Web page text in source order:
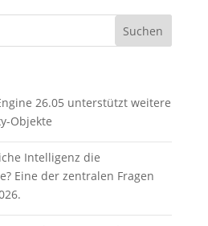
26.05 unterstützt weitere
Objekte
Intelligenz die
Eine der zentralen Fragen